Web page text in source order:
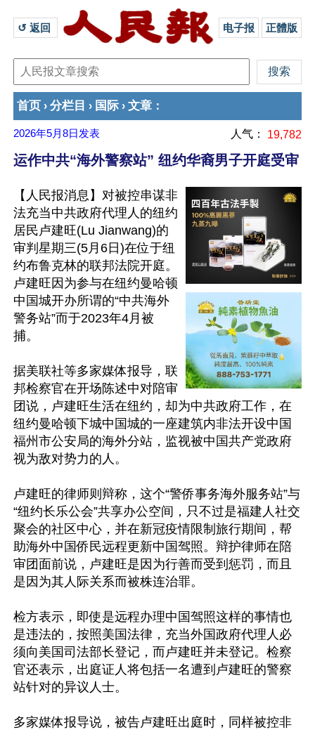
↺ 返回 电子报 正體版
首页 › 分栏目 › 国际 › 文章 ：
2026年5月8日 发表 人气： 19,782
运作中共“海外警察站” 纽约华裔男子开庭受审
【人民报消息】对被控串谋非
法充当中共政府代理人的纽约
居民卢建旺(Lu Jianwang)的
审判星期三(5月6日)在位于纽
约布鲁克林的联邦法院开庭。
卢建旺因为参与在纽约曼哈顿
中国城开办所谓的“中共海外
警务站”而于2023年4月被
捕。
据美联社等多家媒体报导，联
邦检察官在开场陈述中对陪审
团说，卢建旺生活在纽约，却为中共政府工作，在
纽约曼哈顿下城中国城的一座建筑内非法开设中国
福州市公安局的海外分站，监视被中国共产党政府
视为敌对势力的人。
卢建旺的律师则辩称，这个“警侨事务海外服务站”与
“纽约长乐公会”共享办公空间，只不过是福建人社交
聚会的社区中心，并在新冠疫情限制旅行期间，帮
助海外中国侨民远程更新中国驾照。辩护律师在陪
审团面前说，卢建旺是因为行善而受到惩罚，而且
是因为其人际关系而被株连治罪。
检方表示，即使是远程办理中国驾照这样的事情也
是违法的，按照美国法律，充当外国政府代理人必
须向美国司法部长登记，而卢建旺并未登记。检察
官还表示，出庭证人将包括一名遭到卢建旺的警察
站针对的异议人士。
多家媒体报导说，被告卢建旺出庭时，同样被控非